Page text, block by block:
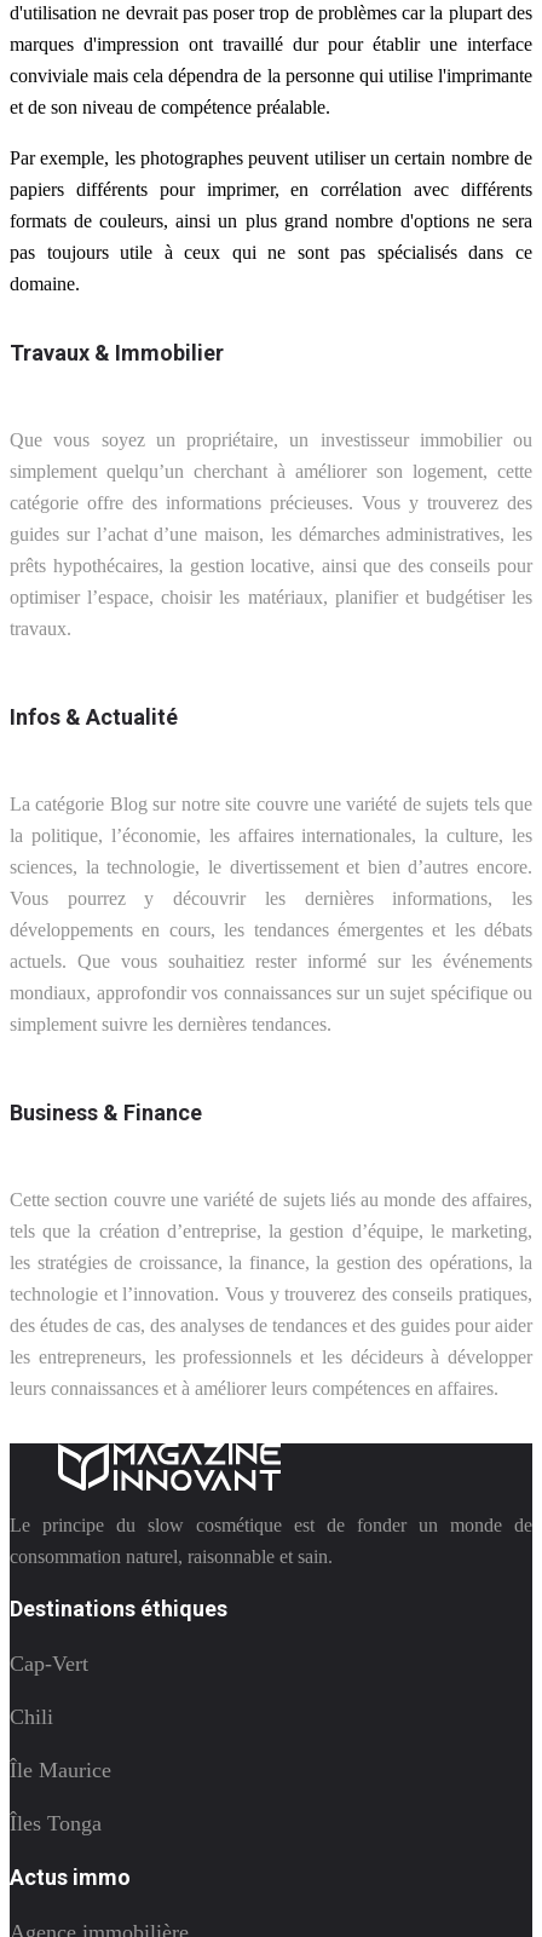
d'utilisation ne devrait pas poser trop de problèmes car la plupart des
marques d'impression ont travaillé dur pour établir une interface
conviviale mais cela dépendra de la personne qui utilise l'imprimante
et de son niveau de compétence préalable.
Par exemple, les photographes peuvent utiliser un certain nombre de
papiers différents pour imprimer, en corrélation avec différents
formats de couleurs, ainsi un plus grand nombre d'options ne sera
pas toujours utile à ceux qui ne sont pas spécialisés dans ce
domaine.
Travaux & Immobilier
Que vous soyez un propriétaire, un investisseur immobilier ou
simplement quelqu’un cherchant à améliorer son logement, cette
catégorie offre des informations précieuses. Vous y trouverez des
guides sur l’achat d’une maison, les démarches administratives, les
prêts hypothécaires, la gestion locative, ainsi que des conseils pour
optimiser l’espace, choisir les matériaux, planifier et budgétiser les
travaux.
Infos & Actualité
La catégorie Blog sur notre site couvre une variété de sujets tels que
la politique, l’économie, les affaires internationales, la culture, les
sciences, la technologie, le divertissement et bien d’autres encore.
Vous pourrez y découvrir les dernières informations, les
développements en cours, les tendances émergentes et les débats
actuels. Que vous souhaitiez rester informé sur les événements
mondiaux, approfondir vos connaissances sur un sujet spécifique ou
simplement suivre les dernières tendances.
Business & Finance
Cette section couvre une variété de sujets liés au monde des affaires,
tels que la création d’entreprise, la gestion d’équipe, le marketing,
les stratégies de croissance, la finance, la gestion des opérations, la
technologie et l’innovation. Vous y trouverez des conseils pratiques,
des études de cas, des analyses de tendances et des guides pour aider
les entrepreneurs, les professionnels et les décideurs à développer
leurs connaissances et à améliorer leurs compétences en affaires.
Le principe du slow cosmétique est de fonder un monde de
consommation naturel, raisonnable et sain.
Destinations éthiques
Cap-Vert
Chili
Île Maurice
Îles Tonga
Actus immo
Agence immobilière